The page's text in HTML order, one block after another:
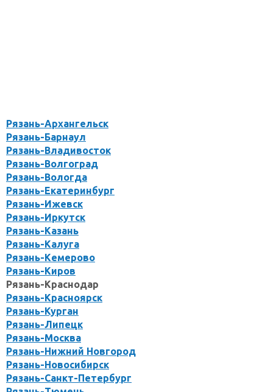
Рязань-Архангельск
Рязань-Барнаул
Рязань-Владивосток
Рязань-Волгоград
Рязань-Вологда
Рязань-Екатеринбург
Рязань-Ижевск
Рязань-Иркутск
Рязань-Казань
Рязань-Калуга
Рязань-Кемерово
Рязань-Киров
Рязань-Краснодар
Рязань-Красноярск
Рязань-Курган
Рязань-Липецк
Рязань-Москва
Рязань-Нижний Новгород
Рязань-Новосибирск
Рязань-Санкт-Петербург